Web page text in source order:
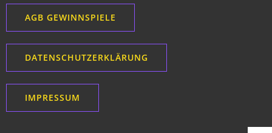
AGB GEWINNSPIELE
DATENSCHUTZERKLÄRUNG
IMPRESSUM